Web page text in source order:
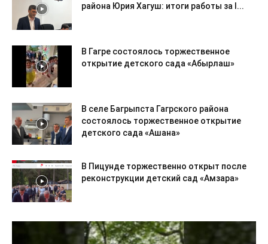
района Юрия Хагуш: итоги работы за I...
В Гагре состоялось торжественное
открытие детского сада «Абырлаш»
В селе Багрыпста Гагрского района
состоялось торжественное открытие
детского сада «Ашана»
В Пицунде торжественно открыт после
реконструкции детский сад «Амзара»